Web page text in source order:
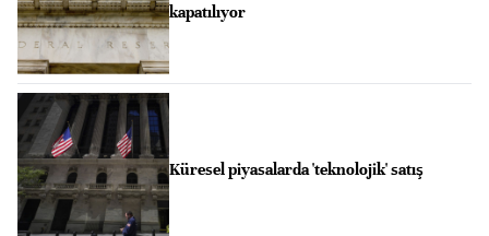
kapatılıyor
Küresel piyasalarda 'teknolojik' satış